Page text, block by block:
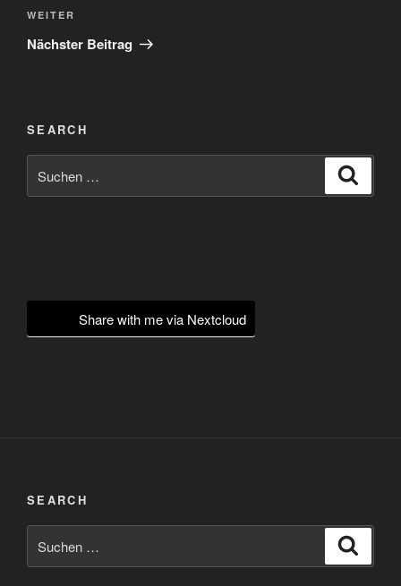
Nächster
Beitrag
WEITER
Nächster Beitrag
SEARCH
nach:
Share with me via Nextcloud
SEARCH
nach: